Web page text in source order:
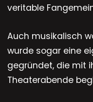
veritable
Auch musikalisch
wurde sogar eine
gegründet, die mit
Theaterabende